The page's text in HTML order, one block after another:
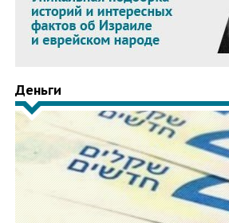
Деньги